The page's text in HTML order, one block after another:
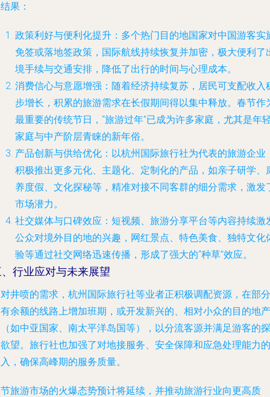
果：
政策利好与便利化提升 ：多个热门目的地国家对中国游客实
免签或落地签政策，国际航线持续恢复并加密，极大便利了
境手续与交通安排，降低了出行的时间与心理成本。
消费信心与意愿增强 ：随着经济持续复苏，居民可支配收入
步增长，积累的旅游需求在长假期间得以集中释放。春节作
最重要的传统节日，“旅游过年”已成为许多家庭，尤其是年
家庭与中产阶层青睐的新年俗。
产品创新与供给优化 ：以杭州国际旅行社为代表的旅游企业
积极推出更多元化、主题化、定制化的产品，如亲子研学、
养度假、文化探秘等，精准对接不同客群的细分需求，激发
市场潜力。
社交媒体与口碑效应 ：短视频、旅游分享平台等内容持续激
公众对境外目的地的兴趣，网红景点、特色美食、独特文化
验等通过社交网络迅速传播，形成了强大的“种草”效应。
行业应对与未来展望
井喷的需求，杭州国际旅行社等业者正积极调配资源，在部分
余额的线路上增加班期，或开发新兴的、相对小众的目的地产
如中亚国家、南太平洋岛国等），以分流客源并满足游客的探
望。旅行社也加强了对地接服务、安全保障和应急处理能力的
，确保高峰期的服务质量。
旅游市场的火爆态势预计将延续，并推动旅游行业向更高质